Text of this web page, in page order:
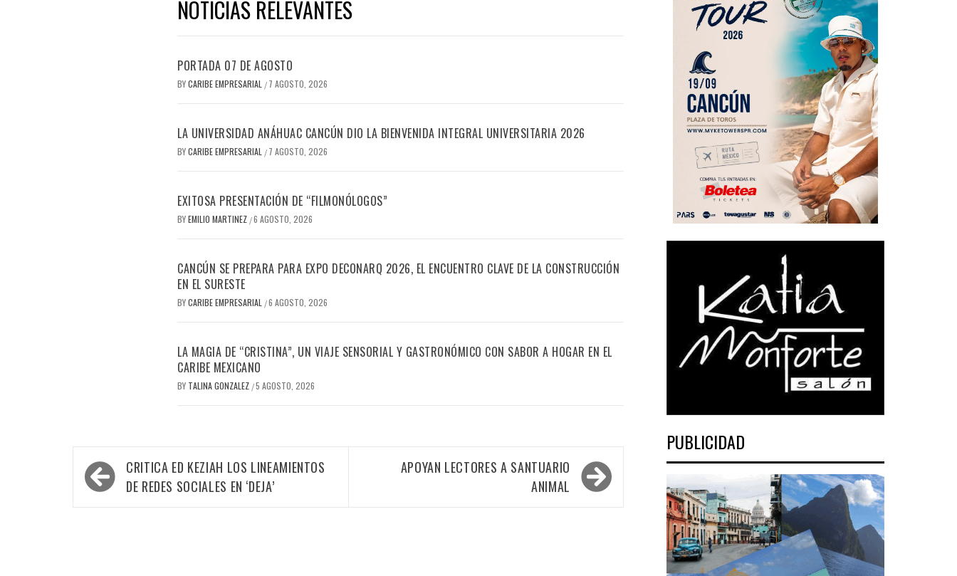
NOTICIAS RELEVANTES
PORTADA 07 DE AGOSTO
BYCARIBE EMPRESARIAL / 7 AGOSTO, 2026
LA UNIVERSIDAD ANÁHUAC CANCÚN DIO LA BIENVENIDA INTEGRAL UNIVERSITARIA 2026
BYCARIBE EMPRESARIAL / 7 AGOSTO, 2026
EXITOSA PRESENTACIÓN DE “FILMONÓLOGOS”
BYEMILIO MARTINEZ /6 AGOSTO, 2026
CANCÚN SE PREPARA PARA EXPO DECONARQ 2026, EL ENCUENTRO CLAVE DE LA CONSTRUCCIÓN
EN EL SURESTE
BYCARIBE EMPRESARIAL /6 AGOSTO, 2026
LA MAGIA DE “CRISTINA”, UN VIAJE SENSORIAL Y GASTRONÓMICO CON SABOR A HOGAR EN EL
CARIBE MEXICANO
BY TALINA GONZALEZ /5 AGOSTO, 2026
Navegación
de
CRITICA ED KEZIAH LOS LINEAMIENTOS
DE REDES SOCIALES EN ‘DEJA’
APOYAN LECTORES A SANTUARIO
ANIMAL
PUBLICIDAD